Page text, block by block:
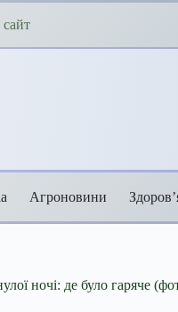
Агроновини
ночі: де було гаряче